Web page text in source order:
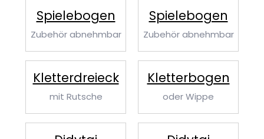
Spielebogen
Zubehör abnehmbar
Spielebogen
Zubehör abnehmbar
Kletterdreieck
mit Rutsche
Kletterbogen
oder Wippe